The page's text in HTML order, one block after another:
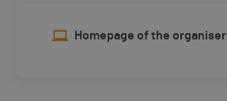
Homepage of the organiser